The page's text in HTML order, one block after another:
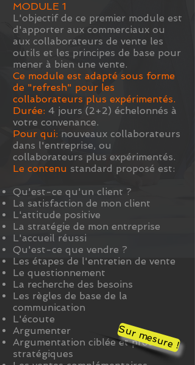
MODULE 1
L'objectif de ce premier module est
d'apporter aux commerciaux ou
aux collaborateurs de vente les
outils et les principes de base pour
mener à bien une vente.
Ce module est adapté sous forme
de "refresh" pour les
collaborateurs plus expérimentés.
Durée: 4 jours (2+2) échelonnés à
votre convenance.
Pour qui: nouveaux collaborateurs
dans l'entreprise, ou
collaborateurs plus expérimentés.
Le contenu standard proposé est:
Qu'est-ce qu'un client ?
La satisfaction de mon client
L'attitude positive
La stratégie de mon entreprise
L'accueil réussi
Qu'est-ce que vendre ?
Les étapes de l'entretien de vente
Le questionnement
La recherche des besoins
Les règles de base de la
communication
L'écoute
Argumenter
Argumentation ciblée et produits
stratégiques
Sur mesure !